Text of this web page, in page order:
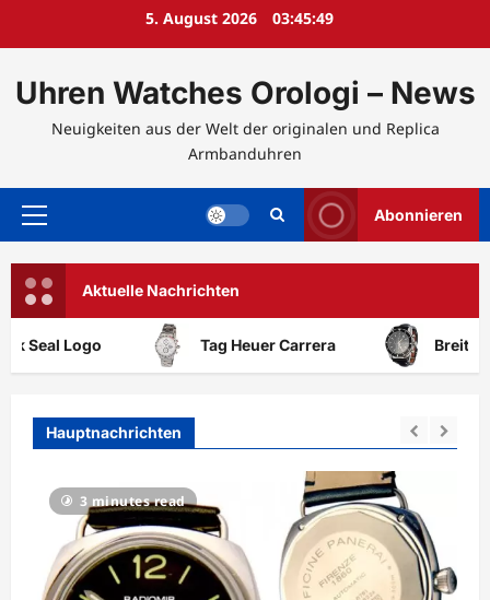
5. August 2026 03:45:50
Uhren Watches Orologi – News
Neuigkeiten aus der Welt der originalen und Replica
Armbanduhren
Hauptmenü Abonnieren
Aktuelle Nachrichten
Logo Tag Heuer Carrera Breitling
Hauptnachrichten
3 minutes read